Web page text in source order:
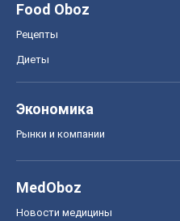
Food Oboz
Рецепты
Диеты
Экономика
Рынки и компании
MedOboz
Новости медицины